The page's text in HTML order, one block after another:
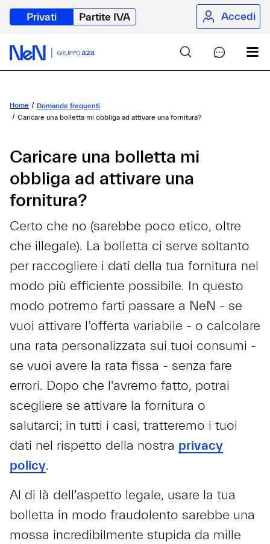
Privati Partite IVA Accedi
Home
Domande frequenti
Caricare una bolletta mi obbliga ad attivare una fornitura?
Caricare una bolletta mi
obbliga ad attivare una
fornitura?
Certo che no (sarebbe poco etico, oltre
che illegale). La bolletta ci serve soltanto
per raccogliere i dati della tua fornitura nel
modo più efficiente possibile. In questo
modo potremo farti passare a NeN - se
vuoi attivare l’offerta variabile - o calcolare
una rata personalizzata sui tuoi consumi -
se vuoi avere la rata fissa - senza fare
errori. Dopo che l'avremo fatto, potrai
scegliere se attivare la fornitura o
salutarci; in tutti i casi, tratteremo i tuoi
dati nel rispetto della nostra privacy
policy.
Al di là dell'aspetto legale, usare la tua
bolletta in modo fraudolento sarebbe una
mossa incredibilmente stupida da mille